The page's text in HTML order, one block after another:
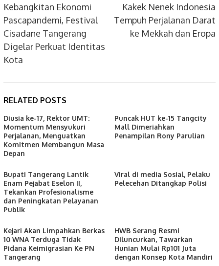
Kebangkitan Ekonomi
Pascapandemi, Festival
Cisadane Tangerang
Digelar Perkuat Identitas
Kota
Kakek Nenek Indonesia
Tempuh Perjalanan Darat
ke Mekkah dan Eropa
RELATED POSTS
Diusia ke-17, Rektor UMT:
Momentum Mensyukuri
Perjalanan, Menguatkan
Komitmen Membangun Masa
Depan
Puncak HUT ke-15 Tangcity
Mall Dimeriahkan
Penampilan Rony Parulian
Bupati Tangerang Lantik
Enam Pejabat Eselon II,
Tekankan Profesionalisme
dan Peningkatan Pelayanan
Publik
Viral di media Sosial, Pelaku
Pelecehan Ditangkap Polisi
Kejari Akan Limpahkan Berkas
10 WNA Terduga Tidak
Pidana Keimigrasian Ke PN
Tangerang
HWB Serang Resmi
Diluncurkan, Tawarkan
Hunian Mulai Rp101 Juta
dengan Konsep Kota Mandiri